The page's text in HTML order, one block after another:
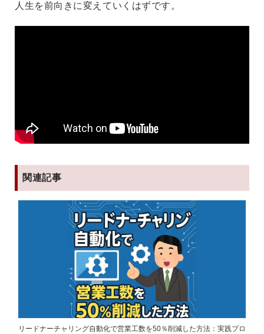
人生を前向きに変えていくはずです。
関連記事
リードナーチャリング自動化で営業工数を50％削減した方法：実践プロ